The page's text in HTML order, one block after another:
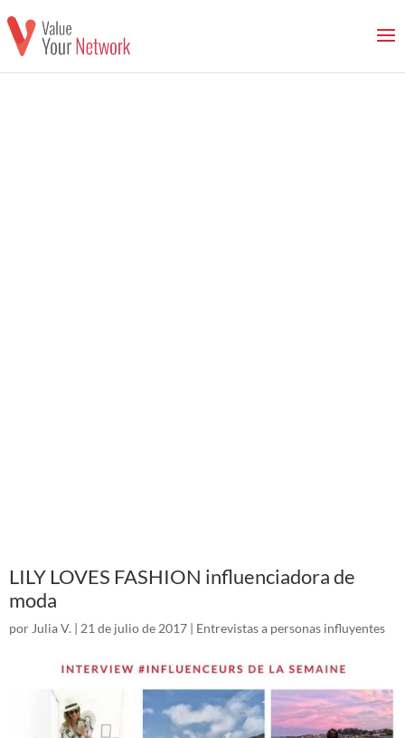
LILY LOVES FASHION influenciadora de
moda
por Julia V. | 21 de julio de 2017 | Entrevistas a personas influyentes